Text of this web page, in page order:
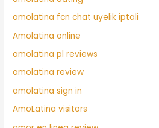
amolatina fcn chat uyelik iptali
Amolatina online
amolatina pl reviews
amolatina review
amolatina sign in
AmoLatina visitors